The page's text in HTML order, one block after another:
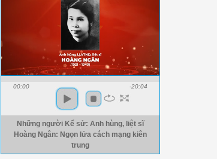
00:00 -20:04
Những người Kể sử: Anh hùng, liệt sĩ
Hoàng Ngân: Ngọn lửa cách mạng kiên
trung